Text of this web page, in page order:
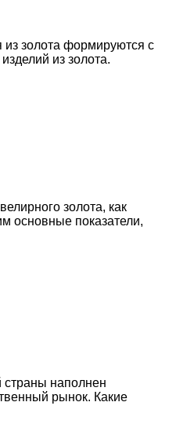
из золота формируются с
из золота.
золота, как
основные показатели,
страны наполнен
рынок. Какие